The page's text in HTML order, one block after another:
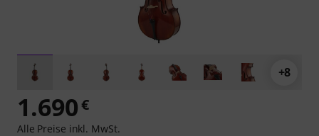
+8
1.690€
Alle Preise inkl. MwSt.